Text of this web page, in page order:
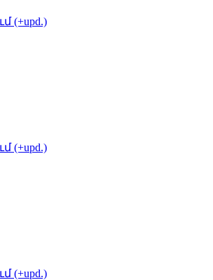
(+upd.)
(+upd.)
(+upd.)